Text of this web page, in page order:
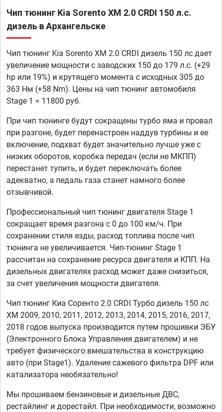
Чип тюнинг Kia Sorento XM 2.0 CRDI 150 л.с.
дизель в Архангельске
Чип тюнинг Kia Sorento XM 2.0 CRDI дизель 150 лс дает
увеличение мощности с заводских 150 до 179 л.с. (+29
hp или 19%) и крутящего момента с исходных 305 до
363 Нм (+58 Nm). Цены на чип тюнинг автомобиля
Stage 1 = 11800 руб.
При чип тюнинге будут сокращены турбо яма и провал
при разгоне, будет перенастроен наддув турбины и ее
включение, подхват будет значительно лучше уже с
низких оборотов, коробка передач (если не МКПП)
перестанет тупить, и будет переключать более
адекватно, а педаль газа станет намного более
отзывчивой.
Профессиональный чип тюнинг двигателя Stage 1
сокращает время разгона с 0 до 100 км/ч. При
сохранении стиля езды, расход топлива после чип
тюнинга не увеличивается. Чип-тюнинг Stage 1
рассчитан на сохранение ресурса двигателя и КПП. На
дизельных двигателях расход может даже снизиться,
за счет увеличения мощности двигателя.
Чип тюнинг Киа Соренто 2.0 CRDI Турбо дизель 150 лс
XM 2009, 2010, 2011, 2012, 2013, 2014, 2015, 2016, 2017,
2018 годов выпуска производится путем прошивки ЭБУ
(Электронного Блока Управления двигателем) и не
требует физического вмешательства в конструкцию
авто (при Stage1). Удаление сажевого фильтра DPF или
катализатора необязательно!
Мы прошиваем бензиновые и дизельные ДВС,
рестайлинг и дорестайл. При необходимости, возможно